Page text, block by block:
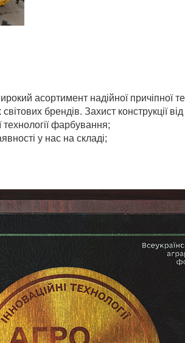
асортимент надiйної причiпної
брендiв. Захист конструкцiї вiд
фарбування;
у нас на складi;